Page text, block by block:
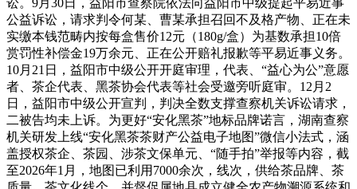
公益诉讼，请求判令何某、曹某承担召回不及格产物、正在未
实缴本钱范畴内按每盒售价12元（180g/盒）为基数承担10倍
赏罚性补偿金19万余元、正在公开赔礼报歉等平易近事义务。
10月21日，益阳市中级公开开庭审理，代表、“益心为公”意愿
者、茶企代表、黑茶协会代表等社会受邀旁听庭审。12月2
日，益阳市中级公开宣判，判决全数支撑查察机关诉讼请求，
二被告均未上诉。为更好“安化黑茶”地标品牌诺言，湖南查察
机关研发上线“安化黑茶茶财产公益电子地图”微信小法式，涵
盖授权茶企、茶园、涉茶文保单元、“随手拍”举报等内容，截
至2026年1月，地图已利用7000余次，线次，供给茶品牌、茶